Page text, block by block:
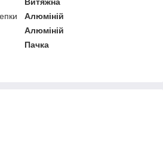
Витяжна
Алюміній
Алюміній
Пачка